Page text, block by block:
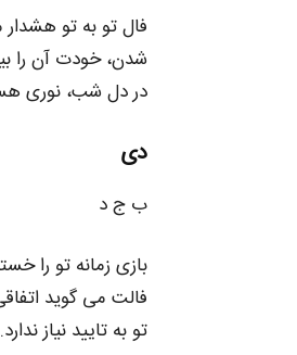
فال تو به تو
شدن، خودت آن را
در دل شب، نوری
دی
ب ج د
بازی زمانه تو را
فالت می‌ گوید
تو به تایید نیاز ندارد.